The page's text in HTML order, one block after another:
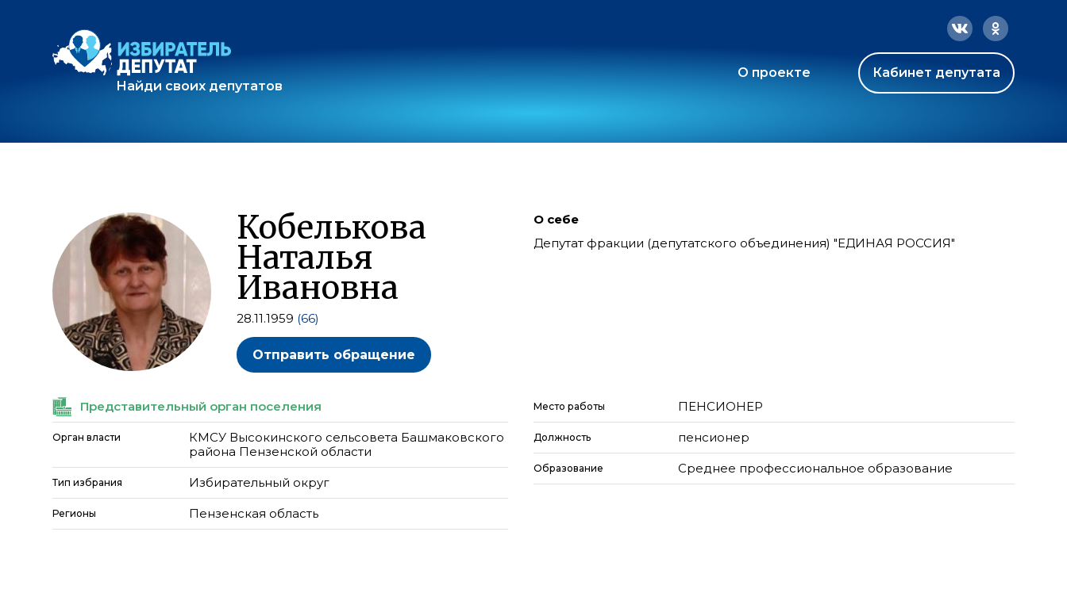
Найди своих депутатов
О проекте Кабинет депутата
Кобелькова
Наталья
Ивановна
28.11.1959 (66)
Отправить обращение
О себе
Депутат фракции (депутатского объединения) "ЕДИНАЯ РОССИЯ"
Представительный орган поселения
Орган власти
КМСУ Высокинского сельсовета Башмаковского
района Пензенской области
Тип избрания Избирательный округ
Регионы Пензенская область
Место работы ПЕНСИОНЕР
Должность пенсионер
Образование Среднее профессиональное образование